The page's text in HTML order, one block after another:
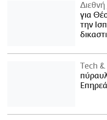
Διεθνή
για
την
Τech &